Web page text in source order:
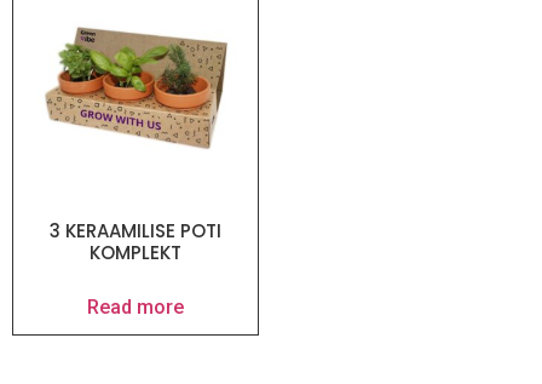
3 KERAAMILISE POTI
KOMPLEKT
Read more